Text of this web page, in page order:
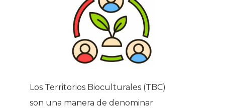
Los Territorios Bioculturales (TBC)
son una manera de denominar